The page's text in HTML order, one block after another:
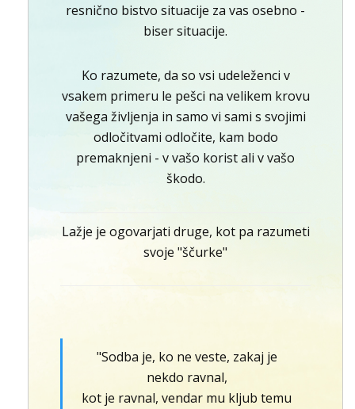
resnično bistvo situacije za vas osebno -
biser situacije.
Ko razumete, da so vsi udeleženci v
vsakem primeru le pešci na velikem krovu
vašega življenja in samo vi sami s svojimi
odločitvami odločite, kam bodo
premaknjeni - v vašo korist ali v vašo
škodo.
Lažje je ogovarjati druge, kot pa razumeti
svoje "ščurke"
"Sodba je, ko ne veste, zakaj je
nekdo ravnal,
kot je ravnal, vendar mu kljub temu